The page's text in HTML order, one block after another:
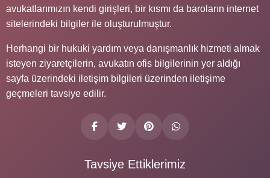
avukatlarımızın kendi girişleri, bir kısmı da baroların internet
sitelerindeki bilgiler ile oluşturulmuştur.
Herhangi bir hukuki yardım veya danışmanlık hizmeti almak
isteyen ziyaretçilerin, avukatın ofis bilgilerinin yer aldığı
sayfa üzerindeki iletişim bilgileri üzerinden iletişime
geçmeleri tavsiye edilir.
Tavsiye Ettiklerimiz